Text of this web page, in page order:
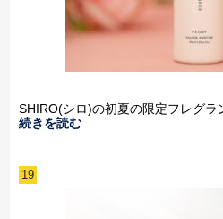
SHIRO(シロ)の初夏の限定フレグラ
続きを読む
19